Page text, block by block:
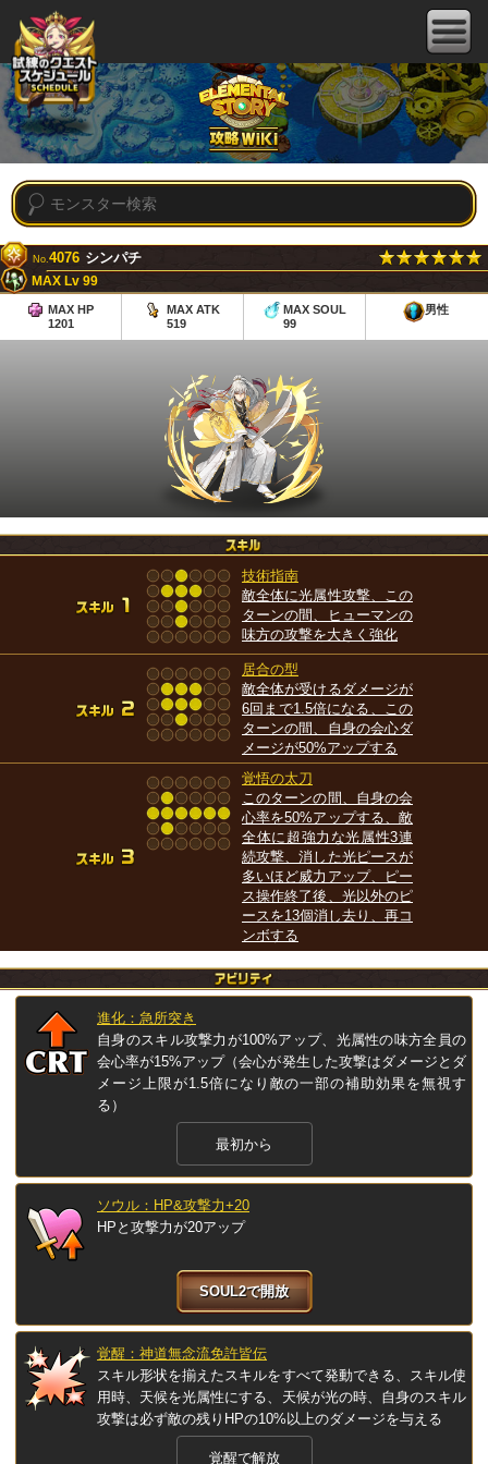
No.4076 シンパチ
MAX Lv 99
MAX HP
1201
MAX ATK
519
MAX SOUL
99
男性
技術指南
敵全体に光属性攻撃、この
ターンの間、ヒューマンの
味方の攻撃を大きく強化
居合の型
敵全体が受けるダメージが
6回まで1.5倍になる、この
ターンの間、自身の会心ダ
メージが50%アップする
覚悟の太刀
このターンの間、自身の会
心率を50%アップする、敵
全体に超強力な光属性3連
続攻撃、消した光ピースが
多いほど威力アップ、ピー
ス操作終了後、光以外のピ
ースを13個消し去り、再コ
ンボする
進化：急所突き
自身のスキル攻撃力が100%アップ、光属性の味方全員の
会心率が15%アップ（会心が発生した攻撃はダメージとダ
メージ上限が1.5倍になり敵の一部の補助効果を無視す
る）
最初から
ソウル：HP&攻撃力+20
HPと攻撃力が20アップ
SOUL2で開放
覚醒：神道無念流免許皆伝
スキル形状を揃えたスキルをすべて発動できる、スキル使
用時、天候を光属性にする、天候が光の時、自身のスキル
攻撃は必ず敵の残りHPの10%以上のダメージを与える
覚醒で解放